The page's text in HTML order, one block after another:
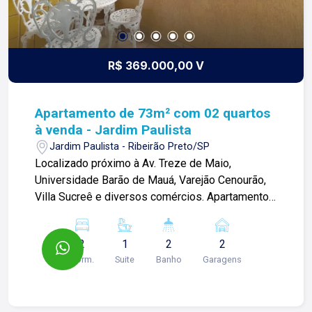
R$ 369.000,00 V
Apartamento de 73m² com 02 quartos
à venda - Jardim Paulista
Jardim Paulista - Ribeirão Preto/SP
Localizado próximo à Av. Treze de Maio,
Universidade Barão de Mauá, Varejão Cenourão,
Villa Sucreê e diversos comércios. Apartamento
01 suíte; -Roupeiro; -01 banheiro social com
gabinete e blindex; -Sala 02 ambientes com
sacada; -Cozinha planejada; -Área de serviços; -
2
Dorm.
1
Suite
2
Banho
2
Garagens